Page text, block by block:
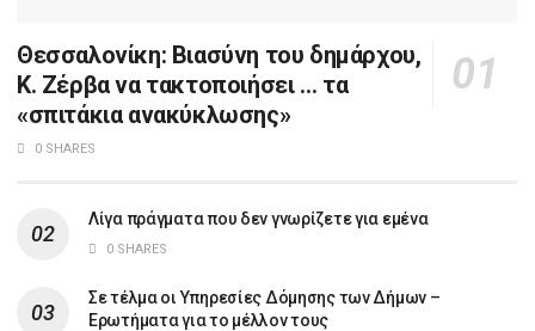
Θεσσαλονίκη: Βιασύνη του δημάρχου,
Κ. Ζέρβα να τακτοποιήσει … τα
«σπιτάκια ανακύκλωσης»
0 SHARES
Λίγα πράγματα που δεν γνωρίζετε για εμένα
0 SHARES
Σε τέλμα οι Υπηρεσίες Δόμησης των Δήμων –
Ερωτήματα για το μέλλον τους